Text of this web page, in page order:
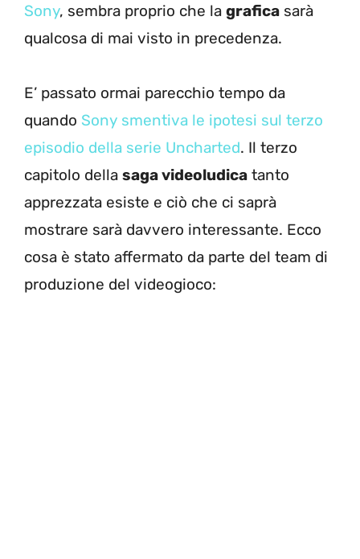
Sony, sembra proprio che la grafica sarà
qualcosa di mai visto in precedenza.
E’ passato ormai parecchio tempo da
quando Sony smentiva le ipotesi sul terzo
episodio della serie Uncharted. Il terzo
capitolo della saga videoludica tanto
apprezzata esiste e ciò che ci saprà
mostrare sarà davvero interessante. Ecco
cosa è stato affermato da parte del team di
produzione del videogioco: